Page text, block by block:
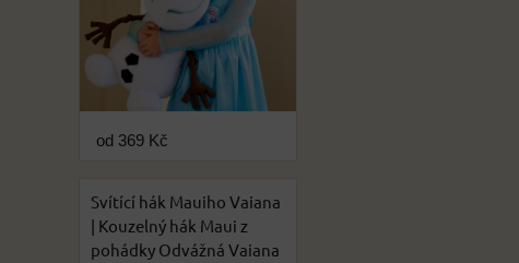
od 369 Kč
Svítící hák Mauiho Vaiana
| Kouzelný hák Maui z
pohádky Odvážná Vaiana